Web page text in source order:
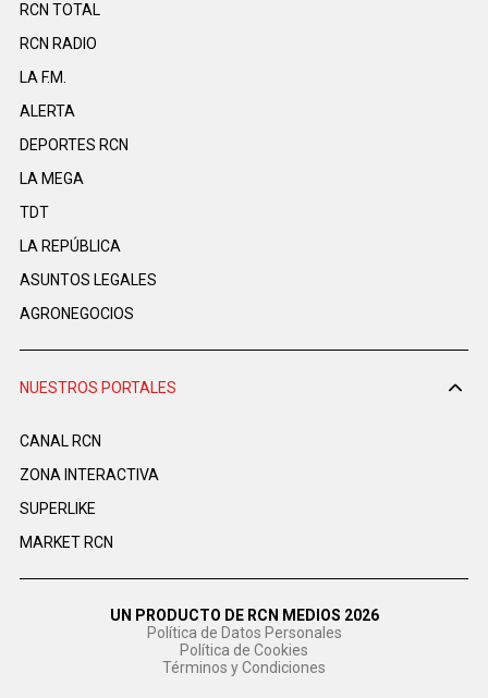
RCN TOTAL
RCN RADIO
LA F.M.
ALERTA
DEPORTES RCN
LA MEGA
TDT
LA REPÚBLICA
ASUNTOS LEGALES
AGRONEGOCIOS
NUESTROS PORTALES
CANAL RCN
ZONA INTERACTIVA
SUPERLIKE
MARKET RCN
UN PRODUCTO DE RCN MEDIOS 2026
Política de Datos Personales
Política de Cookies
Términos y Condiciones